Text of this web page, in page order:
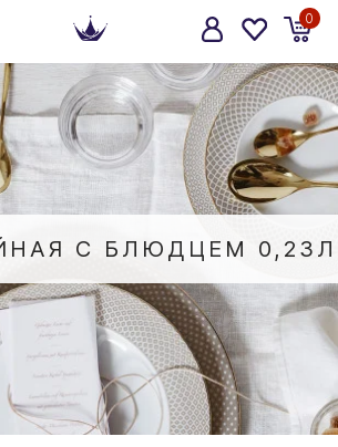
0
С БЛЮДЦЕМ 0,23Л